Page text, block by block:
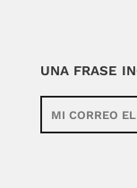
UNA FRASE